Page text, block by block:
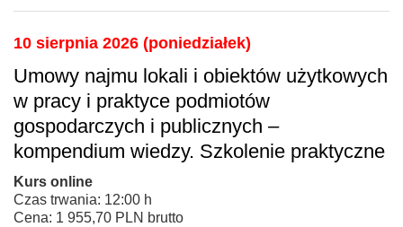
10 sierpnia 2026 (poniedziałek)
Umowy najmu lokali i obiektów użytkowych
w pracy i praktyce podmiotów
gospodarczych i publicznych –
kompendium wiedzy. Szkolenie praktyczne
Kurs online
Czas trwania: 12:00 h
Cena: 1 955,70 PLN brutto